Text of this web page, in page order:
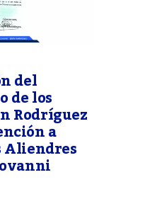
del
de los
Rodríguez
a
Aliendres